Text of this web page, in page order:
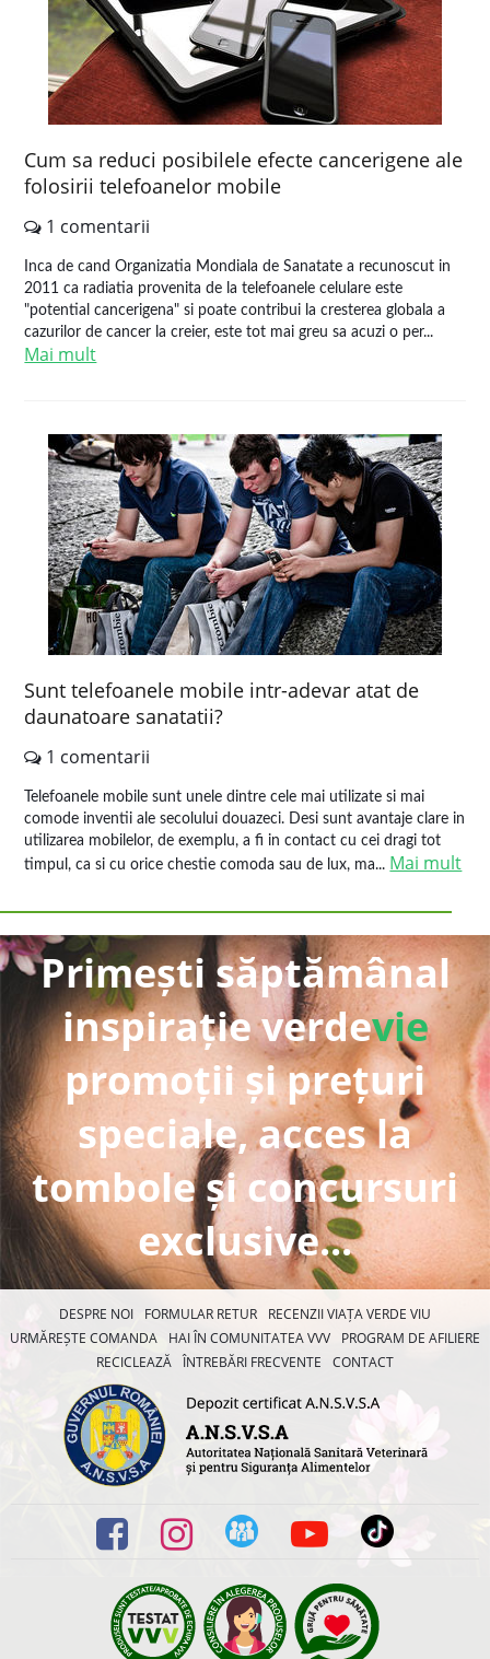
Cum sa reduci posibilele efecte cancerigene ale
folosirii telefoanelor mobile
1 comentarii
Inca de cand Organizatia Mondiala de Sanatate a recunoscut in
2011 ca radiatia provenita de la telefoanele celulare este
"potential cancerigena" si poate contribui la cresterea globala a
cazurilor de cancer la creier, este tot mai greu sa acuzi o per...
Mai mult
Sunt telefoanele mobile intr-adevar atat de
daunatoare sanatatii?
1 comentarii
Telefoanele mobile sunt unele dintre cele mai utilizate si mai
comode inventii ale secolului douazeci. Desi sunt avantaje clare in
utilizarea mobilelor, de exemplu, a fi in contact cu cei dragi tot
timpul, ca si cu orice chestie comoda sau de lux, ma... Mai mult
Primești săptămânal
inspirație verdevie
promoții și prețuri
speciale, acces la
tombole și concursuri
exclusive...
DESPRE NOI FORMULAR RETUR
RECENZII VIAȚA VERDE VIU
URMĂREȘTE COMANDA
HAI ÎN COMUNITATEA VVV
PROGRAM DE AFILIERE
RECICLEAZĂ ÎNTREBĂRI FRECVENTE CONTACT